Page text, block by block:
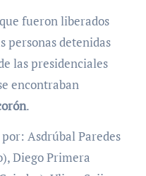
fueron liberados
personas detenidas
las presidenciales
encontraban
.
Asdrúbal Paredes
Diego Primera